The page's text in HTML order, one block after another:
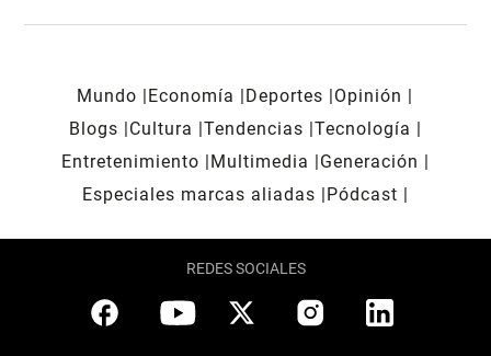
Mundo Economía Deportes
Opinión
Blogs
Cultura Tendencias Tecnología
Entretenimiento
Multimedia
Generación
Especiales marcas aliadas
Pódcast
REDES SOCIALES